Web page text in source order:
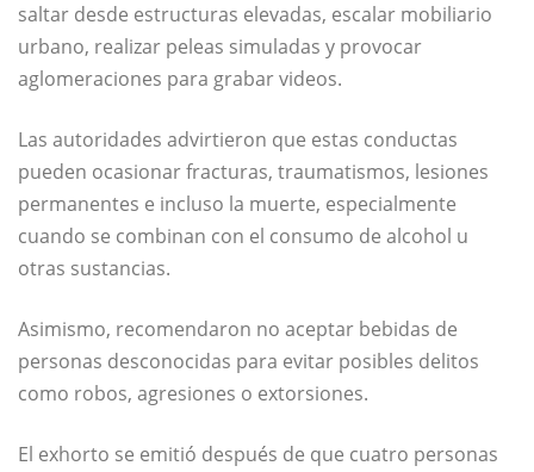
saltar desde estructuras elevadas, escalar mobiliario
urbano, realizar peleas simuladas y provocar
aglomeraciones para grabar videos.
Las autoridades advirtieron que estas conductas
pueden ocasionar fracturas, traumatismos, lesiones
permanentes e incluso la muerte, especialmente
cuando se combinan con el consumo de alcohol u
otras sustancias.
Asimismo, recomendaron no aceptar bebidas de
personas desconocidas para evitar posibles delitos
como robos, agresiones o extorsiones.
El exhorto se emitió después de que cuatro personas